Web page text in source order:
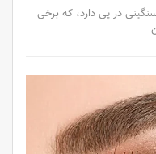
در پی دارد، که برخی